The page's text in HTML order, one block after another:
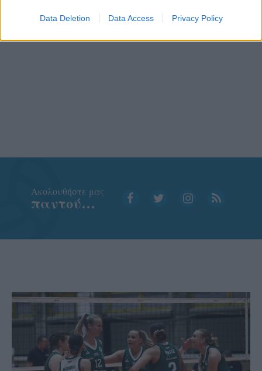
Data Deletion Data Access Privacy Policy
Aκολουθήστε μας
παντού…